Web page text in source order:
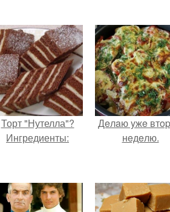
Торт "Нутелла"?
Ингредиенты:
Дeлaю yжe
нeдeлю.